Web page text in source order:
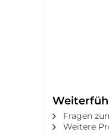
Fragen
Weitere